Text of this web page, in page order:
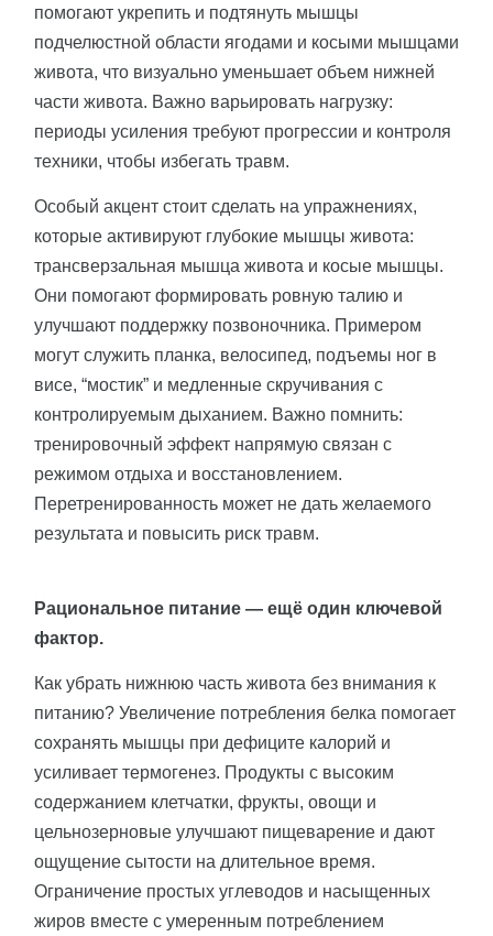
помогают укрепить и подтянуть мышцы
подчелюстной области ягодами и косыми мышцами
живота, что визуально уменьшает объем нижней
части живота. Важно варьировать нагрузку:
периоды усиления требуют прогрессии и контроля
техники, чтобы избегать травм.
Особый акцент стоит сделать на упражнениях,
которые активируют глубокие мышцы живота:
трансверзальная мышца живота и косые мышцы.
Они помогают формировать ровную талию и
улучшают поддержку позвоночника. Примером
могут служить планка, велосипед, подъемы ног в
висе, “мостик” и медленные скручивания с
контролируемым дыханием. Важно помнить:
тренировочный эффект напрямую связан с
режимом отдыха и восстановлением.
Перетренированность может не дать желаемого
результата и повысить риск травм.
Рациональное питание — ещё один ключевой
фактор.
Как убрать нижнюю часть живота без внимания к
питанию? Увеличение потребления белка помогает
сохранять мышцы при дефиците калорий и
усиливает термогенез. Продукты с высоким
содержанием клетчатки, фрукты, овощи и
цельнозерновые улучшают пищеварение и дают
ощущение сытости на длительное время.
Ограничение простых углеводов и насыщенных
жиров вместе с умеренным потреблением